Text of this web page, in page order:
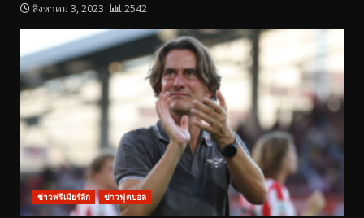
สิงหาคม 3, 2023 2542
ข่าวพรีเมียร์ลีก ข่าวฟุตบอล